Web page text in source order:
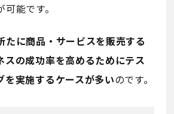
能です。
たに商品・サービスを販売する
スの成功率を高めるためにテス
を実施するケースが多いのです。